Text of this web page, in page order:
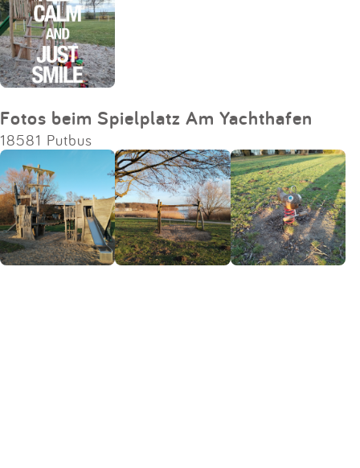
Kontakt
Impressum
Anmelden
Fotos beim Spielplatz Am Yachthafen
18581 Putbus